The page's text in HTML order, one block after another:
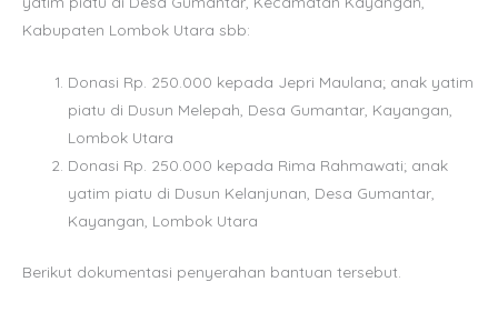
Kabupaten Lombok Utara sbb:
Donasi Rp. 250.000 kepada Jepri Maulana; anak yatim
piatu di Dusun Melepah, Desa Gumantar, Kayangan,
Lombok Utara
Donasi Rp. 250.000 kepada Rima Rahmawati; anak
yatim piatu di Dusun Kelanjunan, Desa Gumantar,
Kayangan, Lombok Utara
Berikut dokumentasi penyerahan bantuan tersebut.